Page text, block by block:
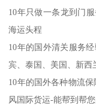
10年只做一条龙到门
海运头程
10年的国外清关服务
宾、泰国、美国、新西
10年的国外各种物流
风国际货运-能帮到帮